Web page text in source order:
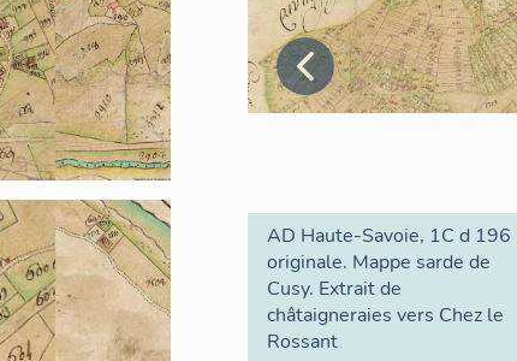
culées et se reliait par une voûte en pierre à la rive
moulin Vauteret et passant sous les épaisses murailles du
bord de l’abîme pour défendre et fermer le passage, elle
(Charles Marteaux et Marc le Roux, revue Savoisienne
Notons également les ruines d'un ancien pont romain, dont
enjambant le Chéran, en amont du pont de Banges. Le pont
et était situé sur la voie romaine, très fréquentée pendant
Annecy à Chambéry, par le col de Leschaux, la commune
En 1022, la paroisse de Cusy est mentionnée pour la
comme relevant du comté de Genève. Elle est une
don de l’église à l'évêque de Langres sous certaines
mention d'un château remonte à 1263 (étudié :
AD Haute-Savoie, 1C d 196
originale. Mappe sarde de
Cusy. Extrait de
châtaigneraies vers Chez le
Rossant